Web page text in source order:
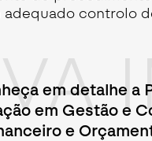
controlo
em detalhe a
em Gestão e
e